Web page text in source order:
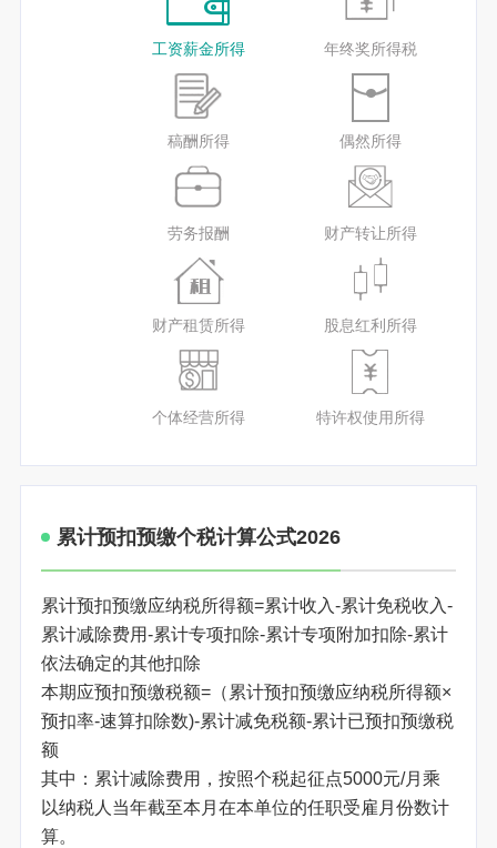
工资薪金所得 年终奖所得税
稿酬所得 偶然所得
劳务报酬 财产转让所得
财产租赁所得 股息红利所得
个体经营所得 特许权使用所得
累计预扣预缴个税计算公式2026
累计预扣预缴应纳税所得额=累计收入-累计免税收入-
累计减除费用-累计专项扣除-累计专项附加扣除-累计
依法确定的其他扣除
本期应预扣预缴税额=（累计预扣预缴应纳税所得额×
预扣率-速算扣除数)-累计减免税额-累计已预扣预缴税
额
其中：累计减除费用，按照个税起征点5000元/月乘
以纳税人当年截至本月在本单位的任职受雇月份数计
算。